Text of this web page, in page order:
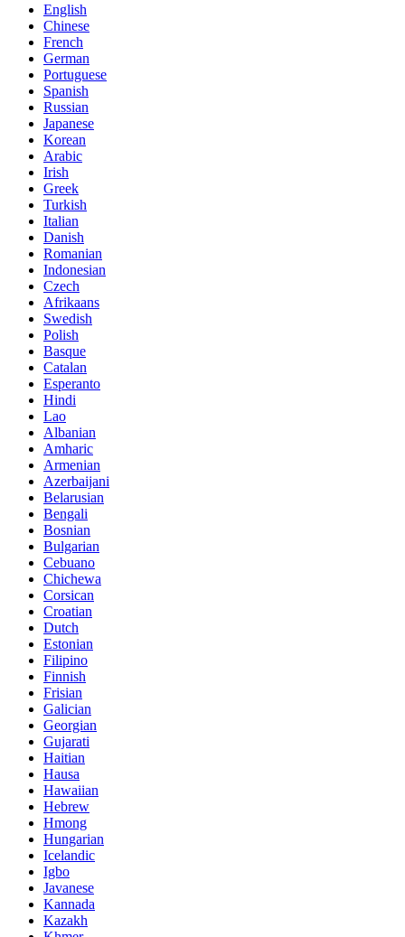
English
Chinese
French
German
Portuguese
Spanish
Russian
Japanese
Korean
Arabic
Irish
Greek
Turkish
Italian
Danish
Romanian
Indonesian
Czech
Afrikaans
Swedish
Polish
Basque
Catalan
Esperanto
Hindi
Lao
Albanian
Amharic
Armenian
Azerbaijani
Belarusian
Bengali
Bosnian
Bulgarian
Cebuano
Chichewa
Corsican
Croatian
Dutch
Estonian
Filipino
Finnish
Frisian
Galician
Georgian
Gujarati
Haitian
Hausa
Hawaiian
Hebrew
Hmong
Hungarian
Icelandic
Igbo
Javanese
Kannada
Kazakh